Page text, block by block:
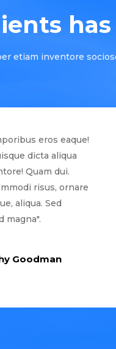
has
etiam inventore
eros eaque!
dicta aliqua
Quam dui.
risus, ornare
aliqua. Sed
magna".
Goodman